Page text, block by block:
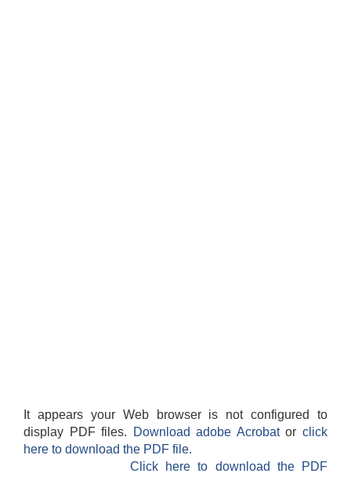
It appears your Web browser is not configured to
display PDF files.
Download adobe Acrobatorclick
here to download the PDF file.
Click here to download the PDF